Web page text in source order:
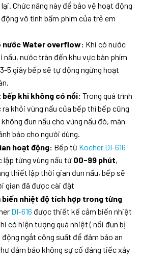
Chức năng này để bảo vệ hoạt động
vô tình bấm phím của trẻ em
nước Water overflow: Khi có nước
nước tràn đến khu vực bàn phím
5 giây bếp sẽ tự động ngừng hoạt
bếp khi không có nồi: Trong quá trình
ra khỏi vùng nấu của bếp thì bếp cũng
đun nấu cho vùng nấu đó, màn
báo cho người dùng.
hoạt động: Bếp từ Kocher DI-616
lập từng vùng nấu từ 00-99 phút,
thiết lập thời gian đun nấu, bếp sẽ
gian đã được cài đặt
biến nhiệt độ tích hợp trong từng
DI-616 được thiết kế cảm biến nhiệt
có hiện tượng quá nhiệt ( nồi đun bị
ngắt công suất để đảm bảo an
đảm bảo không sự cố đáng tiếc xảy